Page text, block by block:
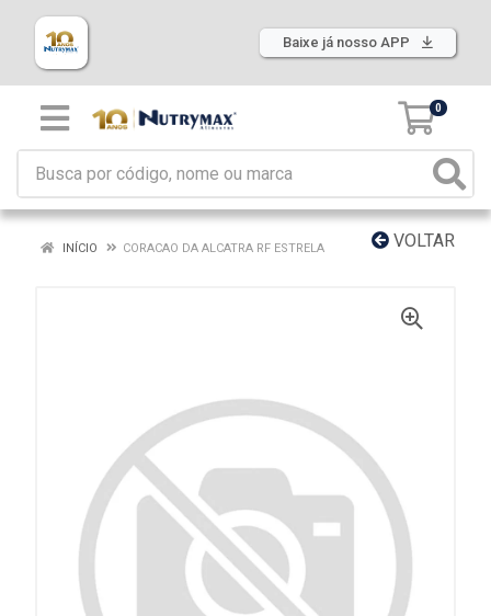
Baixe já nosso APP
0
VOLTAR
INÍCIO CORACAO DA ALCATRA RF ESTRELA